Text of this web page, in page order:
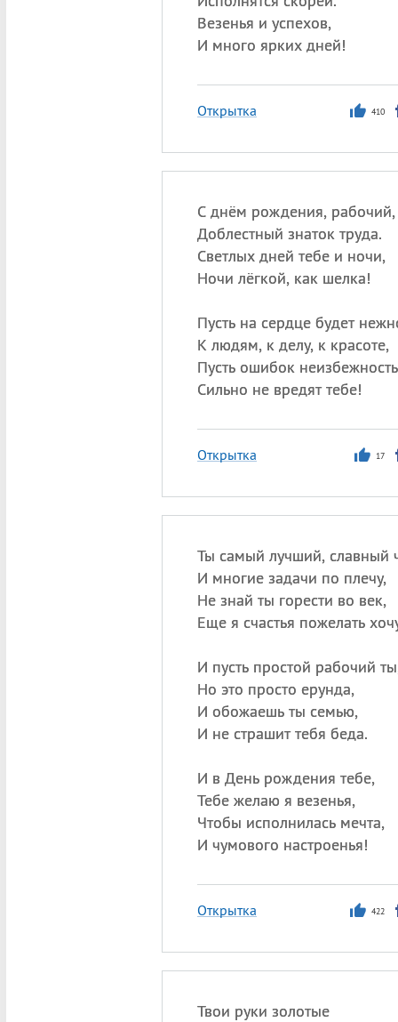
Везенья и успехов,
И много ярких дней!
Открытка 410
С днём рождения, рабочий,
Доблестный знаток труда.
Светлых дней тебе и ночи,
Ночи лёгкой, как шелка!
Пусть на сердце будет
К людям, к делу, к красоте,
Пусть ошибок неизбежность
Сильно не вредят тебе!
Открытка 17
Ты самый лучший, славный
И многие задачи по плечу,
Не знай ты горести во век,
Еще я счастья пожелать
И пусть простой рабочий
Но это просто ерунда,
И обожаешь ты семью,
И не страшит тебя беда.
И в День рождения тебе,
Тебе желаю я везенья,
Чтобы исполнилась мечта,
И чумового настроенья!
Открытка 422
Твои руки золотые